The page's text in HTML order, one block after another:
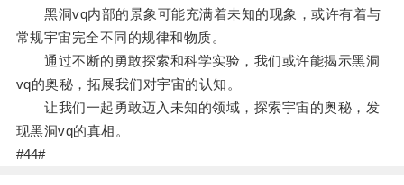
黑洞vq内部的景象可能充满着未知的现象，或许有着与
常规宇宙完全不同的规律和物质。
通过不断的勇敢探索和科学实验，我们或许能揭示黑洞
vq的奥秘，拓展我们对宇宙的认知。
让我们一起勇敢迈入未知的领域，探索宇宙的奥秘，发
现黑洞vq的真相。
#44#